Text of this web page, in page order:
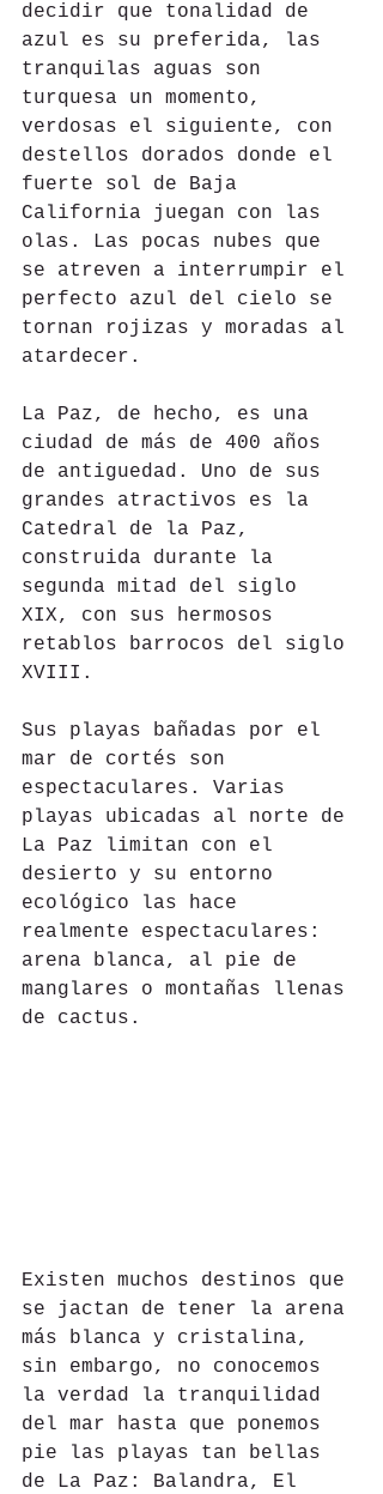
decidir que tonalidad de
azul es su preferida, las
tranquilas aguas son
turquesa un momento,
verdosas el siguiente, con
destellos dorados donde el
fuerte sol de Baja
California juegan con las
olas. Las pocas nubes que
se atreven a interrumpir el
perfecto azul del cielo se
tornan rojizas y moradas al
atardecer.
La Paz, de hecho, es una
ciudad de más de 400 años
de antiguedad. Uno de sus
grandes atractivos es la
Catedral de la Paz,
construida durante la
segunda mitad del siglo
XIX, con sus hermosos
retablos barrocos del siglo
XVIII.
Sus playas bañadas por el
mar de cortés son
espectaculares. Varias
playas ubicadas al norte de
La Paz limitan con el
desierto y su entorno
ecológico las hace
realmente espectaculares:
arena blanca, al pie de
manglares o montañas llenas
de cactus.
Existen muchos destinos que
se jactan de tener la arena
más blanca y cristalina,
sin embargo, no conocemos
la verdad la tranquilidad
del mar hasta que ponemos
pie las playas tan bellas
de La Paz: Balandra, El